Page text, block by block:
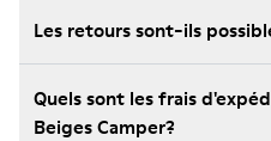
Les retours sont-ils
Quels sont les frais
Beiges Camper?